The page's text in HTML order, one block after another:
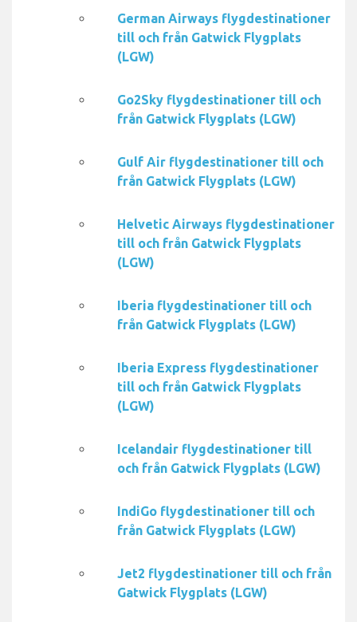
German Airways flygdestinationer
till och från Gatwick Flygplats
(LGW)
Go2Sky flygdestinationer till och
från Gatwick Flygplats (LGW)
Gulf Air flygdestinationer till och
från Gatwick Flygplats (LGW)
Helvetic Airways flygdestinationer
till och från Gatwick Flygplats
(LGW)
Iberia flygdestinationer till och
från Gatwick Flygplats (LGW)
Iberia Express flygdestinationer
till och från Gatwick Flygplats
(LGW)
Icelandair flygdestinationer till
och från Gatwick Flygplats (LGW)
IndiGo flygdestinationer till och
från Gatwick Flygplats (LGW)
Jet2 flygdestinationer till och från
Gatwick Flygplats (LGW)